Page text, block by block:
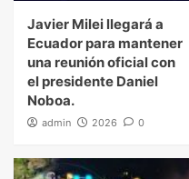
Javier Milei llegará a
Ecuador para mantener
una reunión oficial con
el presidente Daniel
Noboa.
admin 2026 0